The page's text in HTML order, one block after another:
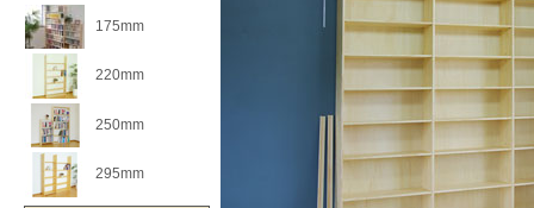
175mm
220mm
250mm
295mm